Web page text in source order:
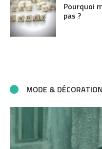
Pourquoi
pas ?
MODE & DÉCORATION